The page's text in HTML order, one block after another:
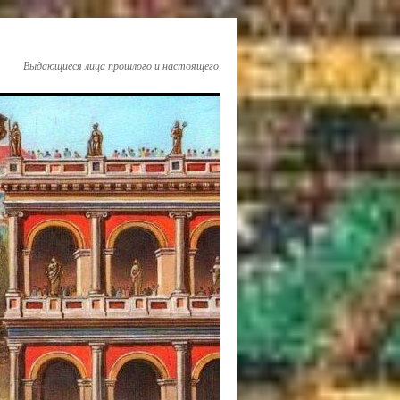
Выдающиеся лица прошлого и настоящего